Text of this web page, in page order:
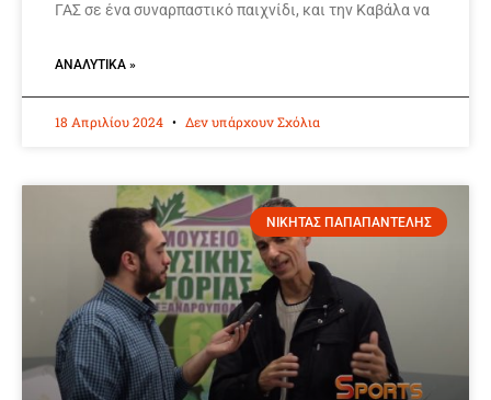
ΓΑΣ σε ένα συναρπαστικό παιχνίδι, και την Καβάλα να
ΑΝΑΛΥΤΙΚΆ »
18 Απριλίου 2024 Δεν υπάρχουν Σχόλια
ΝΙΚΗΤΑΣ ΠΑΠΑΠΑΝΤΕΛΗΣ